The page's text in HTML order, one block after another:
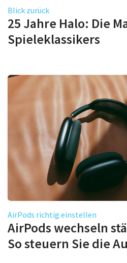
Blick zurück
25 Jahre Halo: Die
Spieleklassikers
AirPods richtig einstellen
AirPods wechseln
So steuern Sie die